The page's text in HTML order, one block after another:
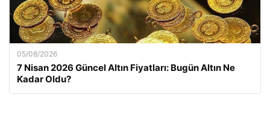
05/08/2026
7 Nisan 2026 Güncel Altın Fiyatları: Bugün Altın Ne
Kadar Oldu?